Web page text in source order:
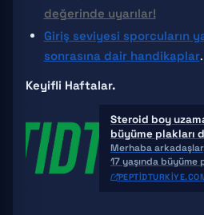
değerinde uyarılar!
Giriş seviyesi sporcuların
sonrasına dair handikaplar.
Keyifli Haftalar.
Steroid boy
büyüme plakları
Merhaba arkadaşlar, selamlar.
17 yaşında büyüme
biri steroid kürü